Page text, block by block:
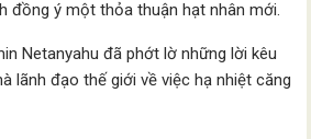
đồng ý một thỏa thuận hạt nhân mới.
Netanyahu đã phớt lờ những lời kêu
lãnh đạo thế giới về việc hạ nhiệt căng